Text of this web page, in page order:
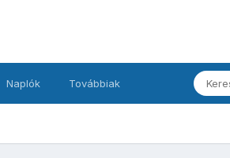
Naplók Továbbiak